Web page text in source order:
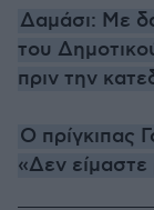
Δαμάσι: Με
του
πριν την
Ο πρίγκιπας
«Δεν είμαστε